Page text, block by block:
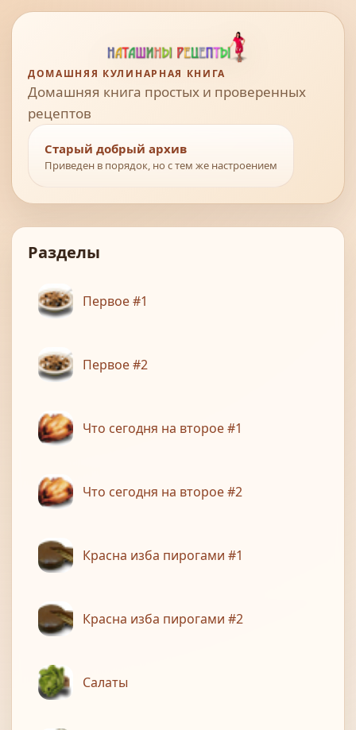
ДОМАШНЯЯ КУЛИНАРНАЯ КНИГА
Домашняя книга простых и проверенных
рецептов
Старый добрый архив
Приведен в порядок, но с тем же настроением
Разделы
Первое #1
Первое #2
Что сегодня на второе #1
Что сегодня на второе #2
Красна изба пирогами #1
Красна изба пирогами #2
Салаты